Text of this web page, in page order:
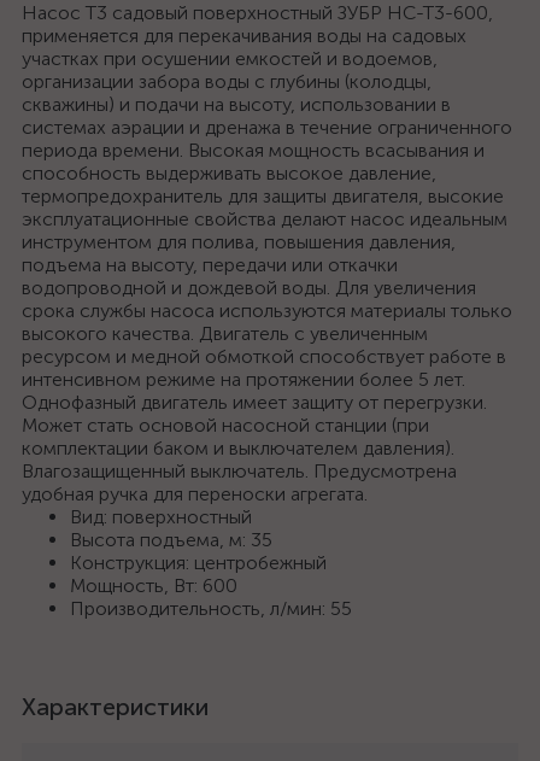
Насос Т3 садовый поверхностный ЗУБР НС-Т3-600,
применяется для перекачивания воды на садовых
участках при осушении емкостей и водоемов,
организации забора воды с глубины (колодцы,
скважины) и подачи на высоту, использовании в
системах аэрации и дренажа в течение ограниченного
периода времени. Высокая мощность всасывания и
способность выдерживать высокое давление,
термопредохранитель для защиты двигателя, высокие
эксплуатационные свойства делают насос идеальным
инструментом для полива, повышения давления,
подъема на высоту, передачи или откачки
водопроводной и дождевой воды. Для увеличения
срока службы насоса используются материалы только
высокого качества. Двигатель с увеличенным
ресурсом и медной обмоткой способствует работе в
интенсивном режиме на протяжении более 5 лет.
Однофазный двигатель имеет защиту от перегрузки.
Может стать основой насосной станции (при
комплектации баком и выключателем давления).
Влагозащищенный выключатель. Предусмотрена
удобная ручка для переноски агрегата.
Вид: поверхностный
Высота подъема, м: 35
Конструкция: центробежный
Мощность, Вт: 600
Производительность, л/мин: 55
Характеристики